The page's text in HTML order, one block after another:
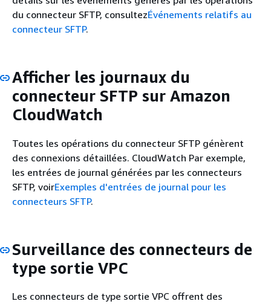
du connecteur SFTP, consultezÉvénements relatifs au
connecteur SFTP.
Afficher les journaux du
connecteur SFTP sur Amazon
CloudWatch
Toutes les opérations du connecteur SFTP génèrent
des connexions détaillées. CloudWatch Par exemple,
les entrées de journal générées par les connecteurs
SFTP, voirExemples d'entrées de journal pour les
connecteurs SFTP.
Surveillance des connecteurs de
type sortie VPC
Les connecteurs de type sortie VPC offrent des